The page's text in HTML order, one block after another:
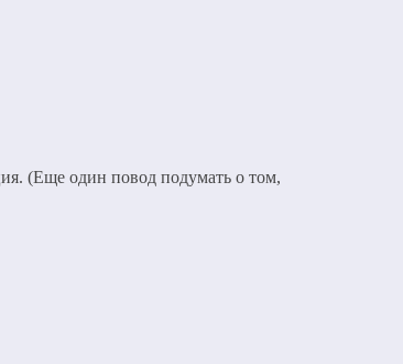
(Еще один повод подумать о том,